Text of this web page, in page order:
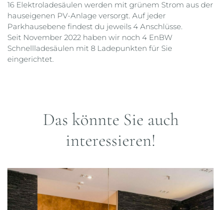
16 Elektroladesäulen werden mit grünem Strom aus der
hauseigenen PV-Anlage versorgt. Auf jeder
Parkhausebene findest du jeweils 4 Anschlüsse.
Seit November 2022 haben wir noch 4 EnBW
Schnellladesäulen mit 8 Ladepunkten für Sie
eingerichtet.
Das könnte Sie auch
interessieren!